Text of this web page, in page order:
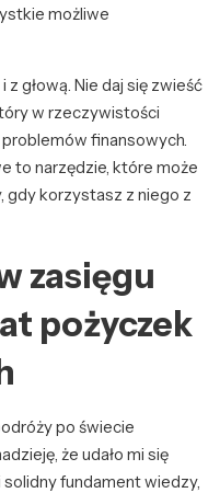
możliwe
głową. Nie daj się zwieść
w rzeczywistości
finansowych.
to narzędzie, które może
gdy korzystasz z niego z
zasięgu
pożyczek
po świecie
że udało mi się
fundament wiedzy,